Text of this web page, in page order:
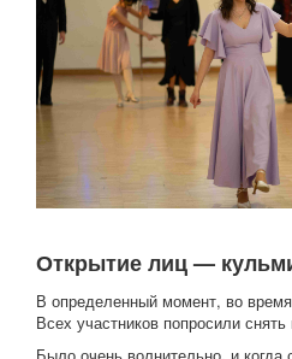
Открытие лиц —
В определенный момент, во
Всех участников попросили снять